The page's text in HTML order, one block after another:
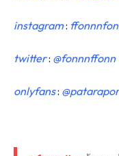
instagram:
twitter: @fonnnffonn
onlyfans: